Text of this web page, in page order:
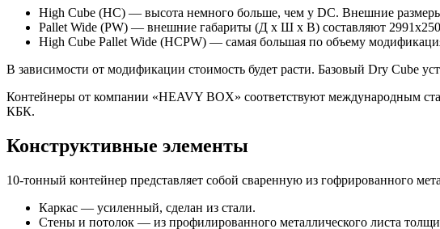
High Cube (HC) — высота немного больше, чем у DC. Внешние
Pallet Wide (PW) — внешние габариты (Д х Ш х В) составляют
High Cube Pallet Wide (HCPW) — самая большая по объему
В зависимости от модификации стоимость будет расти. Базовый Dry Cube
Контейнеры от компании «HEAVY BOX» соответствуют международным
КБК.
Конструктивные элементы
10-тонный контейнер представляет собой сваренную из гофрированного
Каркас — усиленный, сделан из стали.
Стены и потолок — из профилированного металлического листа